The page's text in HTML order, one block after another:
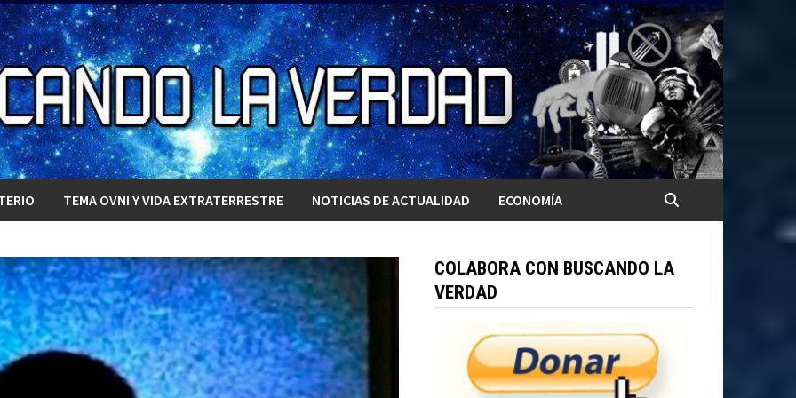
TEMA OVNI Y VIDA EXTRATERRESTRE NOTICIAS DE ACTUALIDAD ECONOMÍA
COLABORA CON BUSCANDO LA
VERDAD